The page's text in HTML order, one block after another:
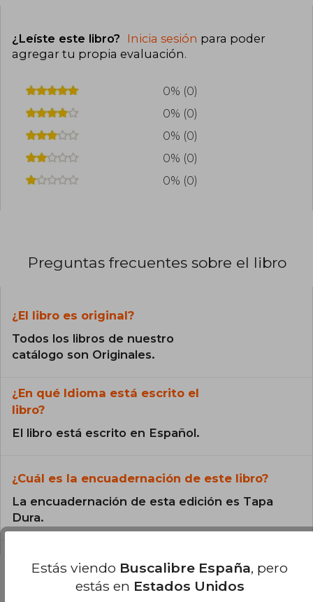
¿Leíste este libro? Inicia sesión para poder
agregar tu propia evaluación.
0% (0)
0% (0)
0% (0)
0% (0)
0% (0)
Preguntas frecuentes sobre el libro
¿El libro es original?
Todos los libros de nuestro
catálogo son Originales.
¿En qué Idioma está escrito el
libro?
El libro está escrito en Español.
¿Cuál es la encuadernación de este libro?
La encuadernación de esta edición es Tapa
Dura.
Estás viendo Buscalibre España, pero
estás en Estados Unidos